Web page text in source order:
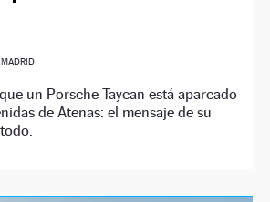
un Porsche Taycan está aparcado
de Atenas: el mensaje de su